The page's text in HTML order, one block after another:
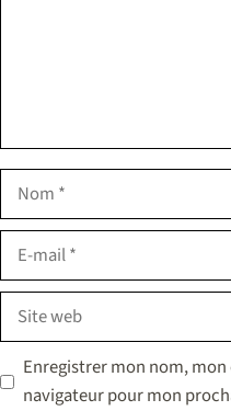
Nom
Site
Enregistrer mon nom,
navigateur pour mon